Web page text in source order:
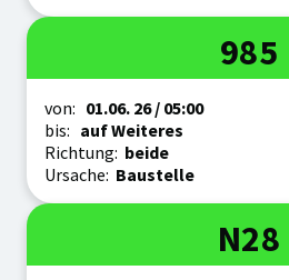
Linie
985
Zeitraum
von: 01.06. 26/ 05:00
bis: auf Weiteres
Richtung: beide
Ursache: Baustelle
Linie
N28